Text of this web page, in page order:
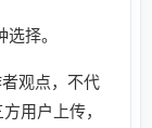
择。
观点，不代
用户上传，